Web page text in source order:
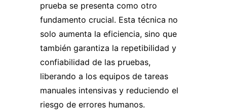
prueba se presenta como otro
fundamento crucial. Esta técnica no
solo aumenta la eficiencia, sino que
también garantiza la repetibilidad y
confiabilidad de las pruebas,
liberando a los equipos de tareas
manuales intensivas y reduciendo el
riesgo de errores humanos.